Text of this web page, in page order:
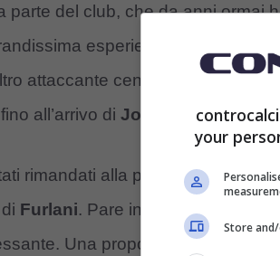
parte del club, che da anni ormai
esperienza all’interno
attaccante centrale in grado di
all’arrivo di Jovic , che ha
rimandati alla prossima estate,
Furlani. Pare infatti che per
Una proposta che
your
Store